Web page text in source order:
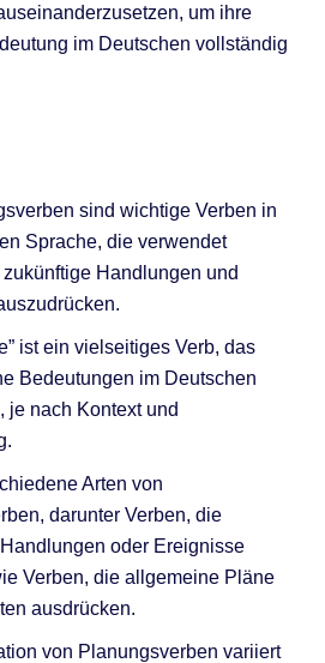
um ihre
im Deutschen vollständig
sind wichtige Verben in
Sprache, die verwendet
Handlungen und
ist ein vielseitiges Verb, das
Bedeutungen im Deutschen
je nach Kontext und
Arten von
darunter Verben, die
oder Ereignisse
Verben, die allgemeine Pläne
ausdrücken.
von Planungsverben variiert